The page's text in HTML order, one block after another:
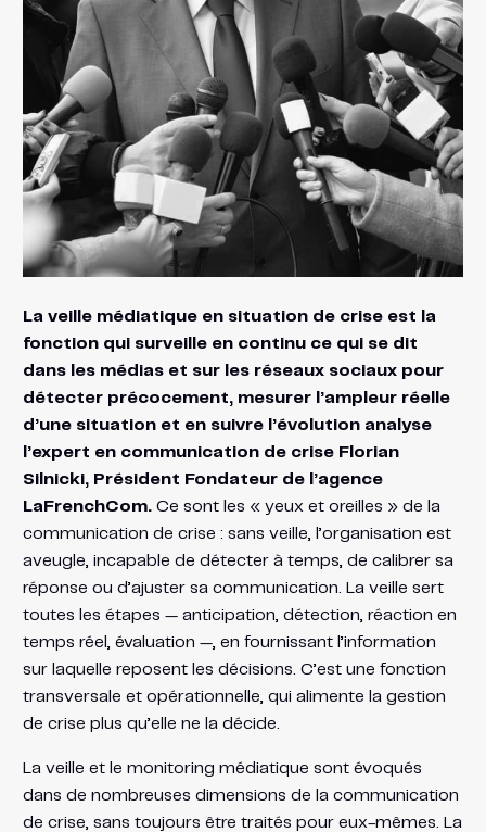
La veille médiatique en situation de crise est la
fonction qui surveille en continu ce qui se dit
dans les médias et sur les réseaux sociaux pour
détecter précocement, mesurer l’ampleur réelle
d’une situation et en suivre l’évolution analyse
l’expert en communication de crise Florian
Silnicki, Président Fondateur de l’agence
LaFrenchCom.Ce sont les « yeux et oreilles » de la
communication de crise : sans veille, l’organisation est
aveugle, incapable de détecter à temps, de calibrer sa
réponse ou d’ajuster sa communication. La veille sert
toutes les étapes — anticipation, détection, réaction en
temps réel, évaluation —, en fournissant l’information
sur laquelle reposent les décisions. C’est une fonction
transversale et opérationnelle, qui alimente la gestion
de crise plus qu’elle ne la décide.
La veille et le monitoring médiatique sont évoqués
dans de nombreuses dimensions de la communication
de crise, sans toujours être traités pour eux-mêmes. La